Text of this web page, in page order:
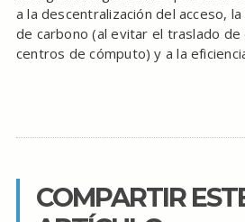
a la descentralización del acceso,
de carbono (al evitar el traslado
centros de cómputo) y a la
COMPARTIR